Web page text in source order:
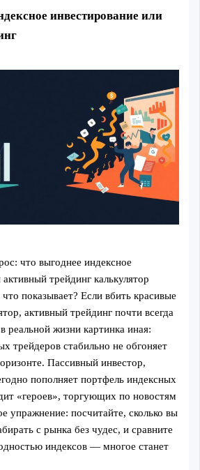
инвестирование или
что выгоднее индексное
трейдинг калькулятор
показывает? Если вбить красивые
активный трейдинг почти всегда
реальной жизни картинка иная:
трейдеров стабильно не обгоняет
Пассивный инвестор,
пополняет портфель индексных
«героев», торгующих по новостям
упражнение: посчитайте, сколько вы
с рынка без чудес, и сравните
индексов — многое станет